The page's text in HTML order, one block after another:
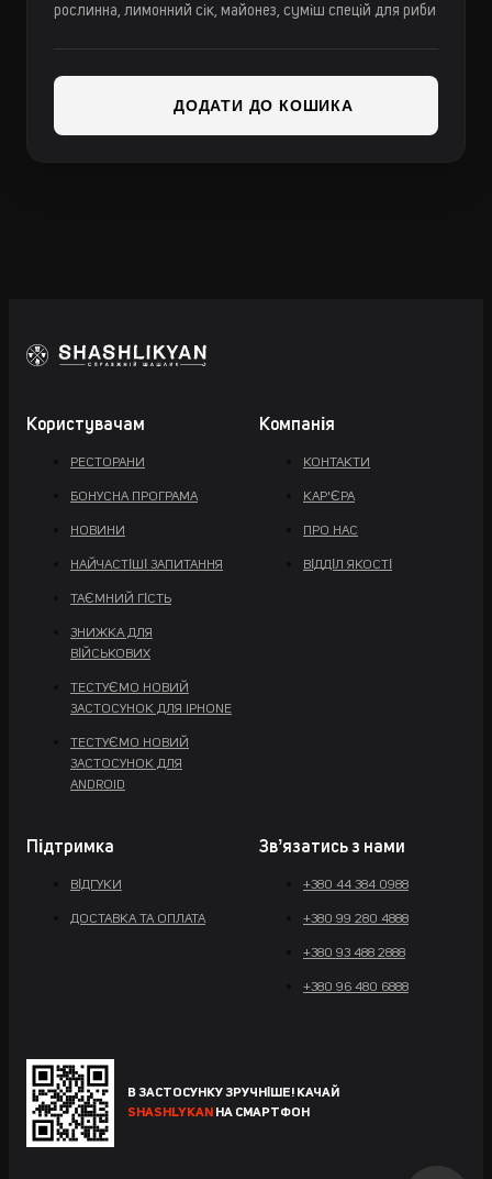
рослинна, лимонний сік, майонез, суміш спецій для риби
ДОДАТИ ДО КОШИКА
Користувачам
РЕСТОРАНИ
БОНУСНА ПРОГРАМА
НОВИНИ
НАЙЧАСТІШІ ЗАПИТАННЯ
ТАЄМНИЙ ГІСТЬ
ЗНИЖКА ДЛЯ
ВІЙСЬКОВИХ
ТЕСТУЄМО НОВИЙ
ЗАСТОСУНОК ДЛЯ IPHONE
ТЕСТУЄМО НОВИЙ
ЗАСТОСУНОК ДЛЯ
ANDROID
Компанія
КОНТАКТИ
КАР'ЄРА
ПРО НАС
ВІДДІЛ ЯКОСТІ
Підтримка
ВІДГУКИ
ДОСТАВКА ТА ОПЛАТА
Звʼязатись з нами
+380 44 384 0988
+380 99 280 4888
+380 93 488 2888
+380 96 480 6888
В ЗАСТОСУНКУ ЗРУЧНІШЕ! КАЧАЙ
SHASHLYKAN НА СМАРТФОН